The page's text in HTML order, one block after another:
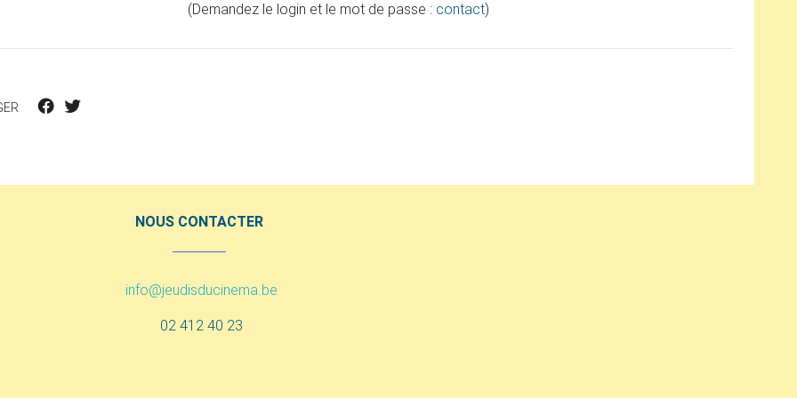
(Demandez le login et le mot de passe : contact)
NOUS CONTACTER
info@jeudisducinema.be
02 412 40 23